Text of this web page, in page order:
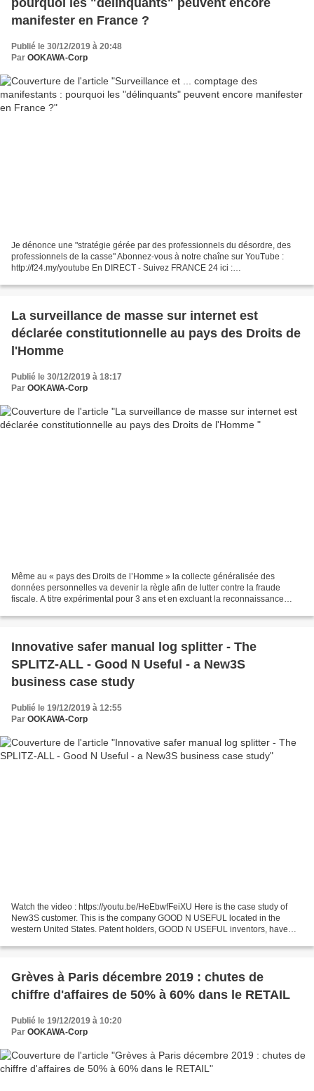
manifester en France ?
Publié le 30/12/2019 à 20:48
Par OOKAWA-Corp
Je dénonce une "stratégie gérée par des professionnels du désordre, des
professionnels de la casse" Abonnez-vous à notre chaîne sur YouTube :
http://f24.my/youtube En DIRECT - Suivez FRANCE 24 ici :
La surveillance de masse sur internet est
déclarée constitutionnelle au pays des Droits de
l'Homme
Publié le 30/12/2019 à 18:17
Par OOKAWA-Corp
Même au « pays des Droits de l’Homme » la collecte généralisée des
données personnelles va devenir la règle afin de lutter contre la fraude
fiscale. A titre expérimental pour 3 ans et en excluant la reconnaissance
Innovative safer manual log splitter - The
SPLITZ-ALL - Good N Useful - a New3S
business case study
Publié le 19/12/2019 à 12:55
Par OOKAWA-Corp
Watch the video : https://youtu.be/HeEbwfFeiXU Here is the case study of
New3S customer. This is the company GOOD N USEFUL located in the
western United States. Patent holders, GOOD N USEFUL inventors, have
Grèves à Paris décembre 2019 : chutes de
chiffre d'affaires de 50% à 60% dans le RETAIL
Publié le 19/12/2019 à 10:20
Par OOKAWA-Corp